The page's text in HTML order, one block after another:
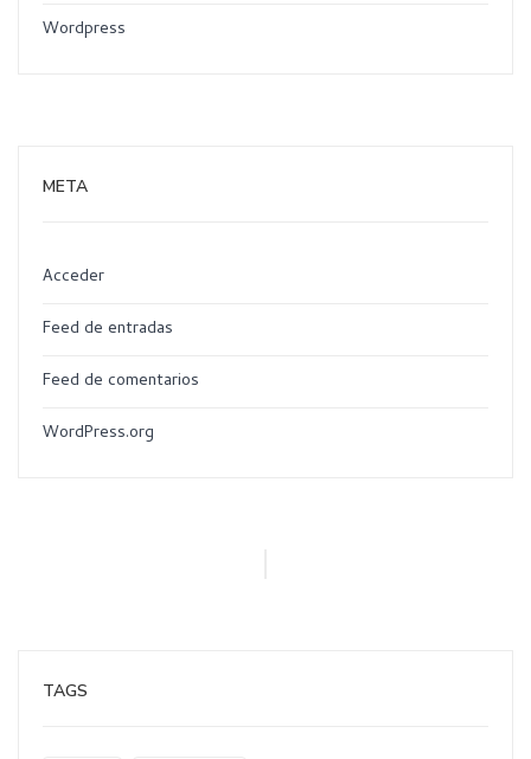
Wordpress
META
Acceder
Feed de entradas
Feed de comentarios
WordPress.org
TAGS